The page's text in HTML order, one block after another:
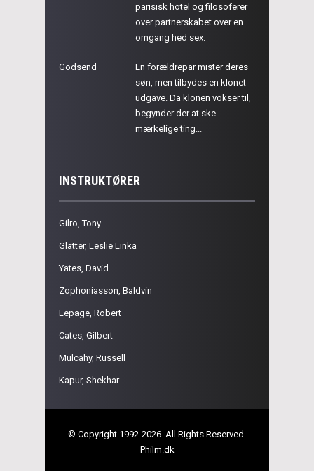
parisisk hotel og filosoferer
over partnerskabet over en
omgang hed sex.
Godsend
En forældrepar mister deres
søn, men tilbydes en klonet
udgave. Da klonen vokser til,
begynder der at ske
mærkelige ting...
INSTRUKTØRER
Gilro, Tony
Glatter, Leslie Linka
Yates, David
Zophoníasson, Baldvin
Lepage, Robert
Cates, Gilbert
Mulcahy, Russell
Kapur, Shekhar
© Copyright 1992-2026. All Rights Reserved.
Philm.dk